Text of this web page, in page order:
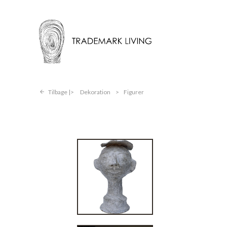
Tilbage | Dekoration > Figurer